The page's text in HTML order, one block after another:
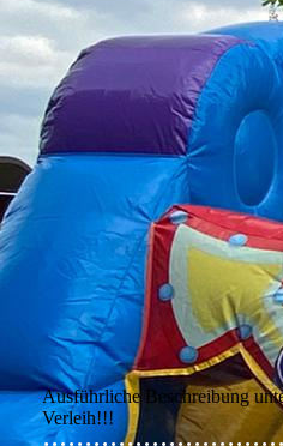
Ausführliche Beschreibung
Verleih!!!